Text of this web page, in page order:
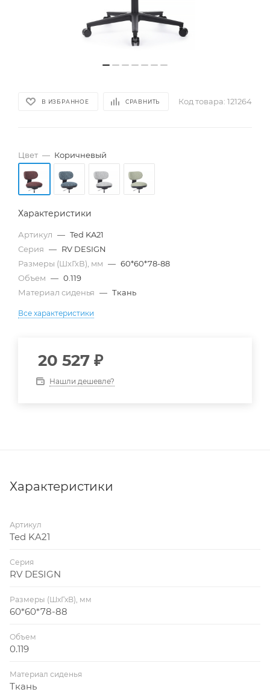
В ИЗБРАННОЕ СРАВНИТЬ Код товара: 121264
Цвет — Коричневый
Характеристики
Артикул — Ted KA21
Серия — RV DESIGN
Размеры (ШхГхВ), мм — 60*60*78-88
Объем — 0.119
Материал сиденья — Ткань
Все характеристики
20 527 ₽
Нашли дешевле?
Характеристики
Артикул
Ted KA21
Серия
RV DESIGN
Размеры (ШхГхВ), мм
60*60*78-88
Объем
0.119
Материал сиденья
Ткань